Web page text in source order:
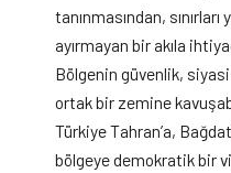
tanınmasından,
ayırmayan bir akıla
Bölgenin güvenlik,
ortak bir zemine
Türkiye Tahran’a,
bölgeye demokratik bir